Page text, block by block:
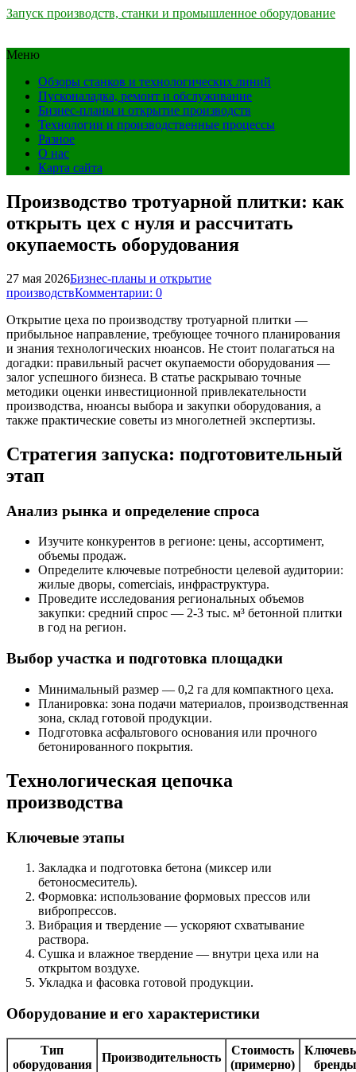
Запуск производств, станки и промышленное оборудование
Меню
Обзоры станков и технологических линий
Пусконаладка, ремонт и обслуживание
Бизнес-планы и открытие производств
Технологии и производственные процессы
Разное
О нас
Карта сайта
Производство тротуарной плитки: как
открыть цех с нуля и рассчитать
окупаемость оборудования
27 мая 2026Бизнес-планы и открытие
производствКомментарии: 0
Открытие цеха по производству тротуарной плитки —
прибыльное направление, требующее точного планирования
и знания технологических нюансов. Не стоит полагаться на
догадки: правильный расчет окупаемости оборудования —
залог успешного бизнеса. В статье раскрываю точные
методики оценки инвестиционной привлекательности
производства, нюансы выбора и закупки оборудования, а
также практические советы из многолетней экспертизы.
Стратегия запуска: подготовительный
этап
Анализ рынка и определение спроса
Изучите конкурентов в регионе: цены, ассортимент,
объемы продаж.
Определите ключевые потребности целевой аудитории:
жилые дворы, comerciais, инфраструктура.
Проведите исследования региональных объемов
закупки: средний спрос — 2-3 тыс. м³ бетонной плитки
в год на регион.
Выбор участка и подготовка площадки
Минимальный размер — 0,2 га для компактного цеха.
Планировка: зона подачи материалов, производственная
зона, склад готовой продукции.
Подготовка асфальтового основания или прочного
бетонированного покрытия.
Технологическая цепочка
производства
Ключевые этапы
Закладка и подготовка бетона (миксер или
бетоносмеситель).
Формовка: использование формовых прессов или
вибропрессов.
Вибрация и твердение — ускоряют схватывание
раствора.
Сушка и влажное твердение — внутри цеха или на
открытом воздухе.
Укладка и фасовка готовой продукции.
Оборудование и его характеристики
Тип
оборудования
Производительность
Стоимость
(примерно)
бренды